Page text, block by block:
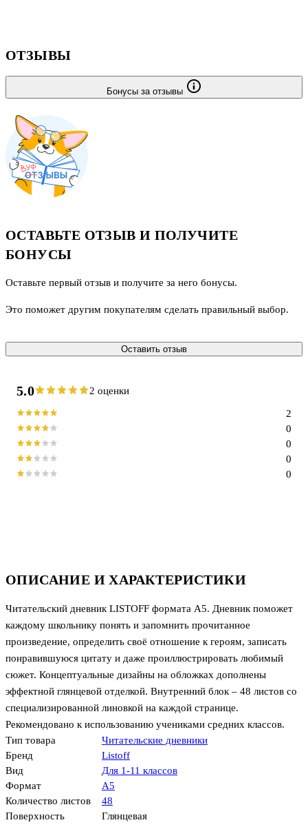
ОПИСАНИЕ И ХАРАКТЕРИСТИКИ
Читательский дневник LISTOFF формата А5. Дневник поможет
каждому школьнику понять и запомнить прочитанное
произведение, определить своё отношение к героям, записать
понравившуюся цитату и даже проиллюстрировать любимый
сюжет. Концептуальные дизайны на обложках дополнены
эффектной глянцевой отделкой. Внутренний блок – 48 листов со
специализированной линовкой на каждой странице.
Рекомендовано к использованию учениками средних классов.
Тип товара
Читательские дневники
Бренд
Listoff
Вид
Для 1-11 классов
Формат
А5
Количество листов
48
Поверхность
Глянцевая
ОТЗЫВЫ
Бонусы за отзывы
ОСТАВЬТЕ ОТЗЫВ И ПОЛУЧИТЕ
БОНУСЫ
Оставьте первый отзыв и получите за него бонусы.
Это поможет другим покупателям сделать правильный выбор.
Оставить отзыв
5.0 2 оценки
0
0
0
0
2